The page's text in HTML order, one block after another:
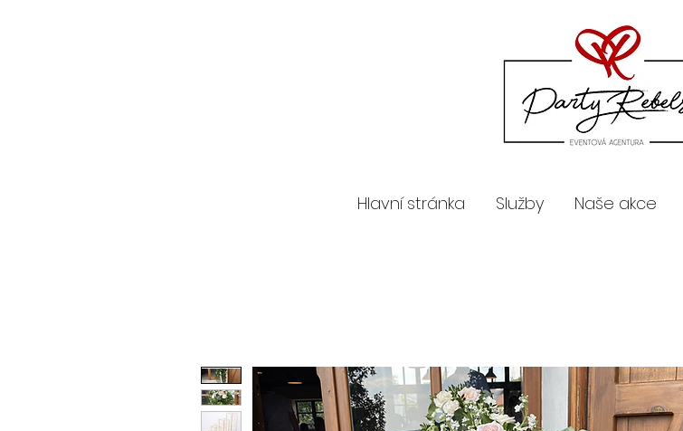
Hlavní stránka Služby Naše akce